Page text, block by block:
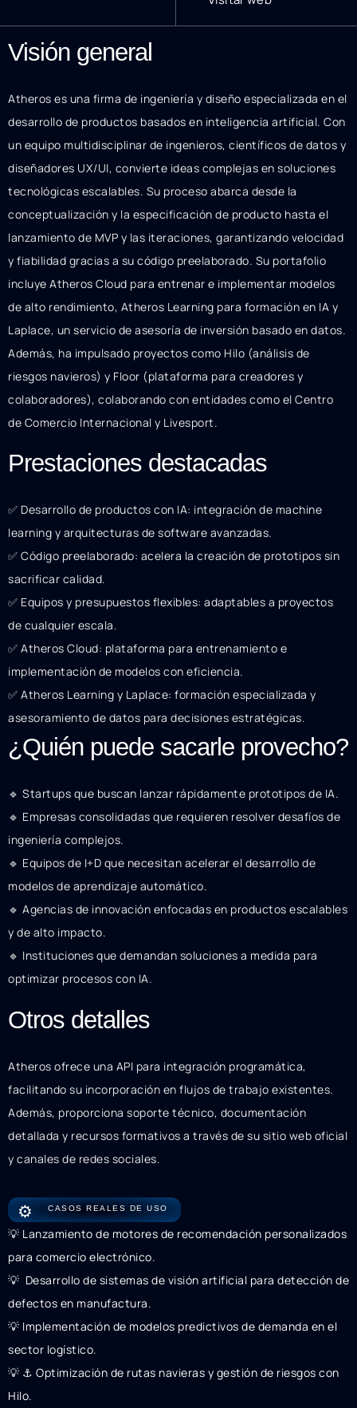
⚙️ CASOS REALES DE USO
💡 Lanzamiento de motores de recomendación personalizados
para comercio electrónico.
💡 ️ Desarrollo de sistemas de visión artificial para detección de
defectos en manufactura.
💡 Implementación de modelos predictivos de demanda en el
sector logístico.
💡 ⚓ Optimización de rutas navieras y gestión de riesgos con
Hilo.
Visión general
Atheros es una firma de ingeniería y diseño especializada en el
desarrollo de productos basados en inteligencia artificial. Con
un equipo multidisciplinar de ingenieros, científicos de datos y
diseñadores UX/UI, convierte ideas complejas en soluciones
tecnológicas escalables. Su proceso abarca desde la
conceptualización y la especificación de producto hasta el
lanzamiento de MVP y las iteraciones, garantizando velocidad
y fiabilidad gracias a su código preelaborado. Su portafolio
incluye Atheros Cloud para entrenar e implementar modelos
de alto rendimiento, Atheros Learning para formación en IA y
Laplace, un servicio de asesoría de inversión basado en datos.
Además, ha impulsado proyectos como Hilo (análisis de
riesgos navieros) y Floor (plataforma para creadores y
colaboradores), colaborando con entidades como el Centro
de Comercio Internacional y Livesport.
Prestaciones destacadas
✅ Desarrollo de productos con IA: integración de machine
learning y arquitecturas de software avanzadas.
✅ Código preelaborado: acelera la creación de prototipos sin
sacrificar calidad.
✅ Equipos y presupuestos flexibles: adaptables a proyectos
de cualquier escala.
✅ Atheros Cloud: plataforma para entrenamiento e
implementación de modelos con eficiencia.
✅ Atheros Learning y Laplace: formación especializada y
asesoramiento de datos para decisiones estratégicas.
¿Quién puede sacarle provecho?
🔹 Startups que buscan lanzar rápidamente prototipos de IA.
🔹 Empresas consolidadas que requieren resolver desafíos de
ingeniería complejos.
🔹 Equipos de I+D que necesitan acelerar el desarrollo de
modelos de aprendizaje automático.
🔹 Agencias de innovación enfocadas en productos escalables
y de alto impacto.
🔹 Instituciones que demandan soluciones a medida para
optimizar procesos con IA.
Otros detalles
Atheros ofrece una API para integración programática,
facilitando su incorporación en flujos de trabajo existentes.
Además, proporciona soporte técnico, documentación
detallada y recursos formativos a través de su sitio web oficial
y canales de redes sociales.